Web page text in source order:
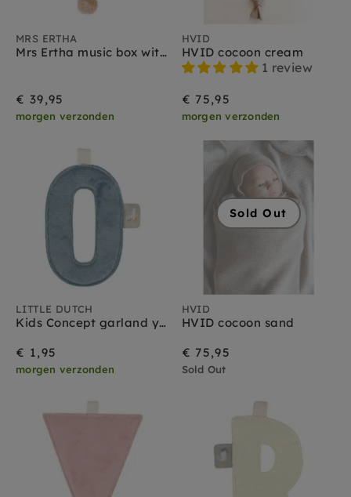
MRS ERTHA
Mrs Ertha music box with light Moon
€ 39,95
morgen verzonden
HVID
HVID cocoon cream
1 review
€ 75,95
morgen verzonden
LITTLE DUTCH
Kids Concept garland yellow pink 290 cm
€ 1,95
morgen verzonden
Sold Out
HVID
HVID cocoon sand
€ 75,95
Sold Out